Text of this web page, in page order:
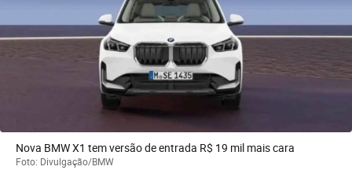
Nova BMW X1 tem versão de entrada R$ 19 mil mais cara
Foto: Divulgação/BMW